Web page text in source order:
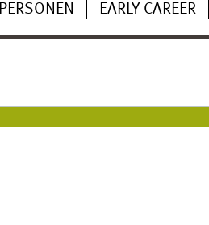
PERSONEN EARLY CAREER